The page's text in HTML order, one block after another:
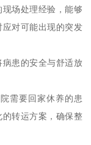
场处理经验，能够
对可能出现的突发
患的安全与舒适放
需要回家休养的患
转运方案，确保整